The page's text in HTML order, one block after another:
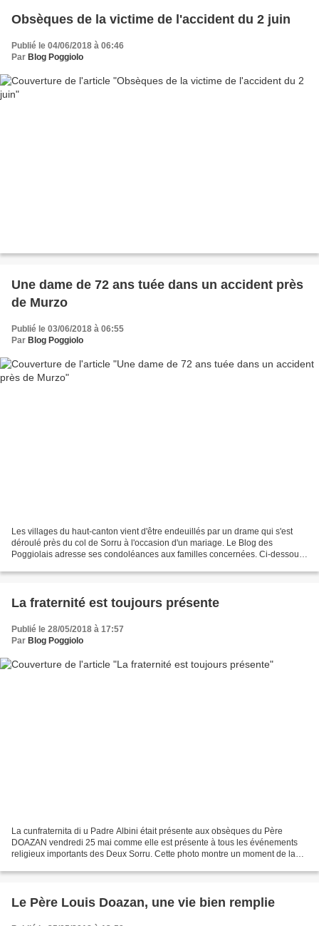
Obsèques de la victime de l'accident du 2 juin
Publié le 04/06/2018 à 06:46
Par Blog Poggiolo
Une dame de 72 ans tuée dans un accident près
de Murzo
Publié le 03/06/2018 à 06:55
Par Blog Poggiolo
Les villages du haut-canton vient d'être endeuillés par un drame qui s'est
déroulé près du col de Sorru à l'occasion d'un mariage. Le Blog des
Poggiolais adresse ses condoléances aux familles concernées. Ci-dessous,
La fraternité est toujours présente
Publié le 28/05/2018 à 17:57
Par Blog Poggiolo
La cunfraternita di u Padre Albini était présente aux obsèques du Père
DOAZAN vendredi 25 mai comme elle est présente à tous les événements
religieux importants des Deux Sorru. Cette photo montre un moment de la
Le Père Louis Doazan, une vie bien remplie